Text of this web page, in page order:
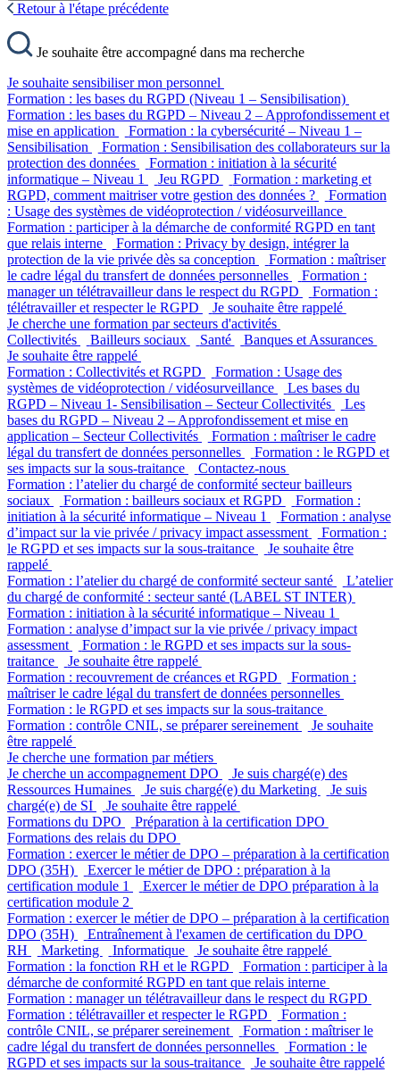
Retour à l'étape précédente
Je souhaite être accompagné dans ma recherche
Je souhaite sensibiliser mon personnel
Formation : les bases du RGPD (Niveau 1 – Sensibilisation)
Formation : les bases du RGPD – Niveau 2 – Approfondissement et
mise en application
Formation : la cybersécurité – Niveau 1 –
Sensibilisation
Formation : Sensibilisation des collaborateurs sur la
protection des données
Formation : initiation à la sécurité
informatique – Niveau 1
Jeu RGPD
Formation : marketing et
RGPD, comment maitriser votre gestion des données ?
Formation
: Usage des systèmes de vidéoprotection / vidéosurveillance
Formation : participer à la démarche de conformité RGPD en tant
que relais interne
Formation : Privacy by design, intégrer la
protection de la vie privée dès sa conception
Formation : maîtriser
le cadre légal du transfert de données personnelles
Formation :
manager un télétravailleur dans le respect du RGPD
Formation :
télétravailler et respecter le RGPD
Je souhaite être rappelé
Je cherche une formation par secteurs d'activités
Collectivités
Bailleurs sociaux Santé
Banques et Assurances
Je souhaite être rappelé
Formation : Collectivités et RGPD
Formation : Usage des
systèmes de vidéoprotection / vidéosurveillance
Les bases du
RGPD – Niveau 1- Sensibilisation – Secteur Collectivités
Les
bases du RGPD – Niveau 2 – Approfondissement et mise en
application – Secteur Collectivités
Formation : maîtriser le cadre
légal du transfert de données personnelles
Formation : le RGPD et
ses impacts sur la sous-traitance
Contactez-nous
Formation : l’atelier du chargé de conformité secteur bailleurs
sociaux
Formation : bailleurs sociaux et RGPD
Formation :
initiation à la sécurité informatique – Niveau 1
Formation : analyse
d’impact sur la vie privée / privacy impact assessment
Formation :
le RGPD et ses impacts sur la sous-traitance
Je souhaite être
rappelé
Formation : l’atelier du chargé de conformité secteur santé
L’atelier
du chargé de conformité : secteur santé (LABEL ST INTER)
Formation : initiation à la sécurité informatique – Niveau 1
Formation : analyse d’impact sur la vie privée / privacy impact
assessment
Formation : le RGPD et ses impacts sur la sous-
traitance
Je souhaite être rappelé
Formation : recouvrement de créances et RGPD
Formation :
maîtriser le cadre légal du transfert de données personnelles
Formation : le RGPD et ses impacts sur la sous-traitance
Formation : contrôle CNIL, se préparer sereinement
Je souhaite
être rappelé
Je cherche une formation par métiers
Je cherche un accompagnement DPO
Je suis chargé(e) des
Ressources Humaines
Je suis chargé(e) du Marketing
Je suis
chargé(e) de SI
Je souhaite être rappelé
Formations du DPO
Préparation à la certification DPO
Formations des relais du DPO
Formation : exercer le métier de DPO – préparation à la certification
DPO (35H)
Exercer le métier de DPO : préparation à la
certification module 1
Exercer le métier de DPO préparation à la
certification module 2
Formation : exercer le métier de DPO – préparation à la certification
DPO (35H)
Entraînement à l'examen de certification du DPO
RH
Marketing Informatique
Je souhaite être rappelé
Formation : la fonction RH et le RGPD
Formation : participer à la
démarche de conformité RGPD en tant que relais interne
Formation : manager un télétravailleur dans le respect du RGPD
Formation : télétravailler et respecter le RGPD
Formation :
contrôle CNIL, se préparer sereinement
Formation : maîtriser le
cadre légal du transfert de données personnelles
Formation : le
RGPD et ses impacts sur la sous-traitance
Je souhaite être rappelé